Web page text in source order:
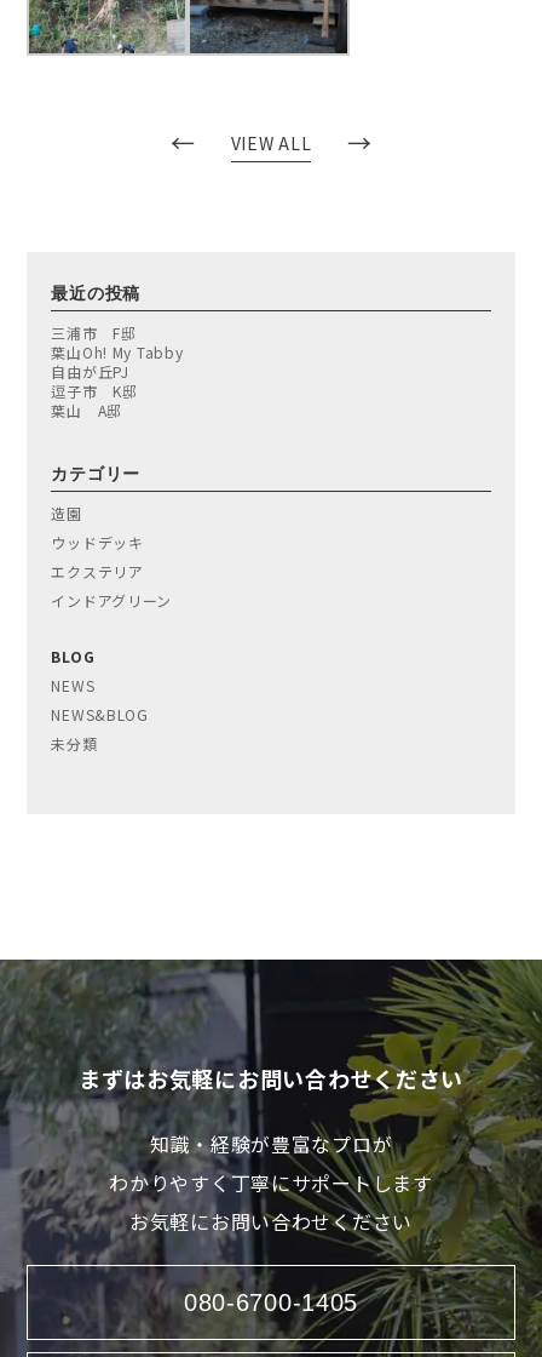
← VIEW ALL →
最近の投稿
三浦市 F邸
葉山Oh! My Tabby
自由が丘PJ
逗子市 K邸
葉山 A邸
カテゴリー
造園
ウッドデッキ
エクステリア
インドアグリーン
BLOG
NEWS
NEWS&BLOG
未分類
まずはお気軽にお問い合わせください
知識・経験が豊富なプロが
わかりやすく丁寧にサポートします
お気軽にお問い合わせください
080-6700-1405